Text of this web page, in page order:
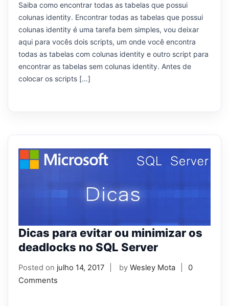
Saiba como encontrar todas as tabelas que possui
colunas identity. Encontrar todas as tabelas que possui
colunas identity é uma tarefa bem simples, vou deixar
aqui para vocês dois scripts, um onde você encontra
todas as tabelas com colunas identity e outro script para
encontrar as tabelas sem colunas identity. Antes de
colocar os scripts […]
Dicas para evitar ou minimizar os
deadlocks no SQL Server
Posted on julho 14, 2017 by Wesley Mota
0
Comments